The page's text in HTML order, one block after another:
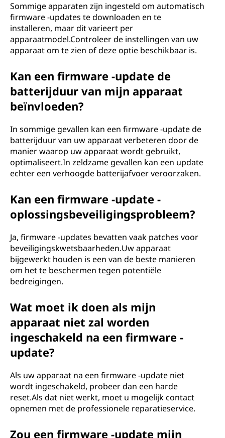
Sommige apparaten zijn ingesteld om automatisch
firmware -updates te downloaden en te
installeren, maar dit varieert per
apparaatmodel.Controleer de instellingen van uw
apparaat om te zien of deze optie beschikbaar is.
Kan een firmware -update de
batterijduur van mijn apparaat
beïnvloeden?
In sommige gevallen kan een firmware -update de
batterijduur van uw apparaat verbeteren door de
manier waarop uw apparaat wordt gebruikt,
optimaliseert.In zeldzame gevallen kan een update
echter een verhoogde batterijafvoer veroorzaken.
Kan een firmware -update -
oplossingsbeveiligingsprobleem?
Ja, firmware -updates bevatten vaak patches voor
beveiligingskwetsbaarheden.Uw apparaat
bijgewerkt houden is een van de beste manieren
om het te beschermen tegen potentiële
bedreigingen.
Wat moet ik doen als mijn
apparaat niet zal worden
ingeschakeld na een firmware -
update?
Als uw apparaat na een firmware -update niet
wordt ingeschakeld, probeer dan een harde
reset.Als dat niet werkt, moet u mogelijk contact
opnemen met de professionele reparatieservice.
Zou een firmware -update mijn